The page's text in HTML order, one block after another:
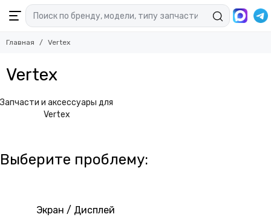
Главная Vertex
Vertex
Запчасти и аксессуары для
Vertex
Выберите проблему:
Экран / Дисплей